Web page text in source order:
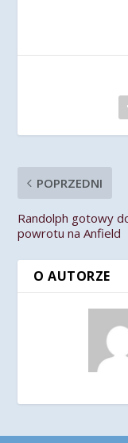
POPRZEDNI
Randolph gotowy
powrotu na Anfield
O AUTORZE